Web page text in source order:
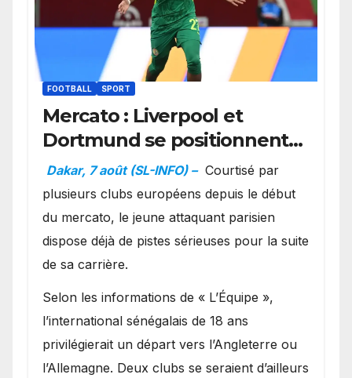
FOOTBALL SPORT
Mercato : Liverpool et
Dortmund se positionnent
en favoris pour recruter
Ibrahim Mbaye
Dakar, 7 août (SL-INFO) – Courtisé par
plusieurs clubs européens depuis le début
du mercato, le jeune attaquant parisien
dispose déjà de pistes sérieuses pour la suite
de sa carrière.
Selon les informations de « L’Équipe »,
l’international sénégalais de 18 ans
privilégierait un départ vers l’Angleterre ou
l’Allemagne. Deux clubs se seraient d’ailleurs